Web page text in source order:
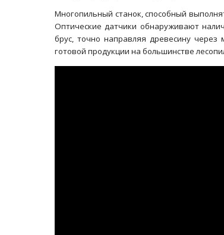
Многопильный станок, способный
Оптические датчики обнаруживают
брус, точно направляя древесину
готовой продукции на большинстве